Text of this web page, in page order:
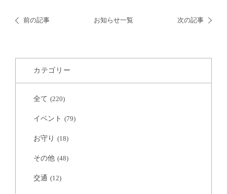
前の記事 お知らせ一覧 次の記事
カテゴリー
全て (220)
イベント (79)
お守り (18)
その他 (48)
交通 (12)